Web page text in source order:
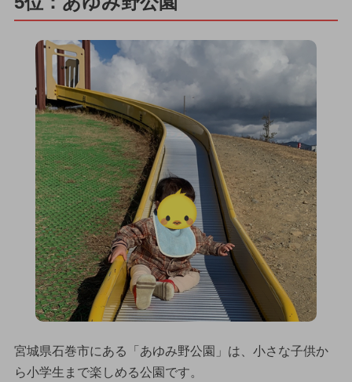
宮城県石巻市にある「あゆみ野公園」は、小さな子供か
ら小学生まで楽しめる公園です。